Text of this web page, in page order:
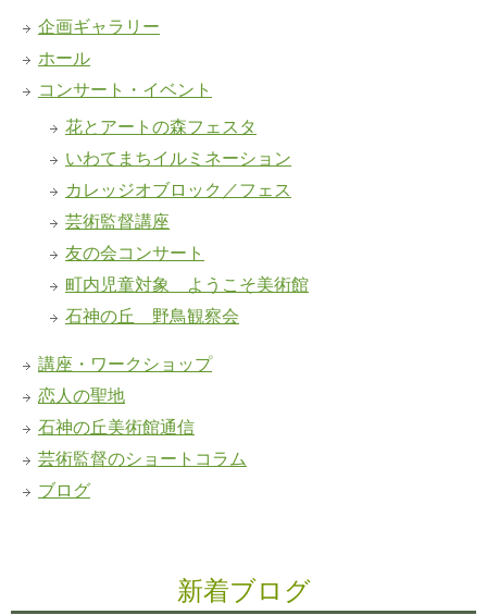
企画ギャラリー
ホール
コンサート・イベント
花とアートの森フェスタ
いわてまちイルミネーション
カレッジオブロック／フェス
芸術監督講座
友の会コンサート
町内児童対象 ようこそ美術館
石神の丘 野鳥観察会
講座・ワークショップ
恋人の聖地
石神の丘美術館通信
芸術監督のショートコラム
ブログ
新着ブログ